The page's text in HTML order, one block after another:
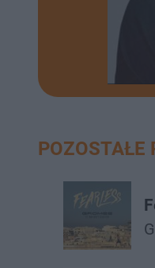
POZOSTAŁE